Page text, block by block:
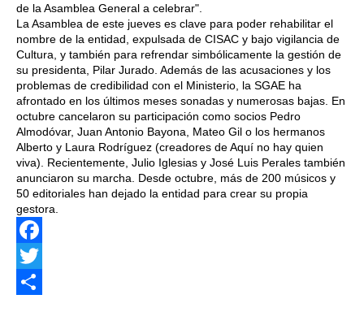
de la Asamblea General a celebrar".
La Asamblea de este jueves es clave para poder rehabilitar el
nombre de la entidad, expulsada de CISAC y bajo vigilancia de
Cultura, y también para refrendar simbólicamente la gestión de
su presidenta, Pilar Jurado. Además de las acusaciones y los
problemas de credibilidad con el Ministerio, la SGAE ha
afrontado en los últimos meses sonadas y numerosas bajas. En
octubre cancelaron su participación como socios Pedro
Almodóvar, Juan Antonio Bayona, Mateo Gil o los hermanos
Alberto y Laura Rodríguez (creadores de Aquí no hay quien
viva). Recientemente, Julio Iglesias y José Luis Perales también
anunciaron su marcha. Desde octubre, más de 200 músicos y
50 editoriales han dejado la entidad para crear su propia
gestora.
Facebook
Twitter